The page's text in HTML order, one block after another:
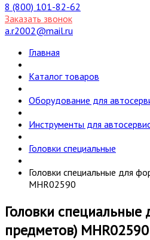
8 (800) 101-82-62
Заказать звонок
a.r2002@mail.ru
Главная
Каталог товаров
Оборудование для
Инструменты для
Головки специальные
Головки специальные для
MHR02590
Головки специальные
предметов) MHR02590